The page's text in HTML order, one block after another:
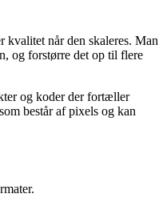
når den skaleres. Man
og forstørre det op til flere
og koder der fortæller
består af pixels og kan